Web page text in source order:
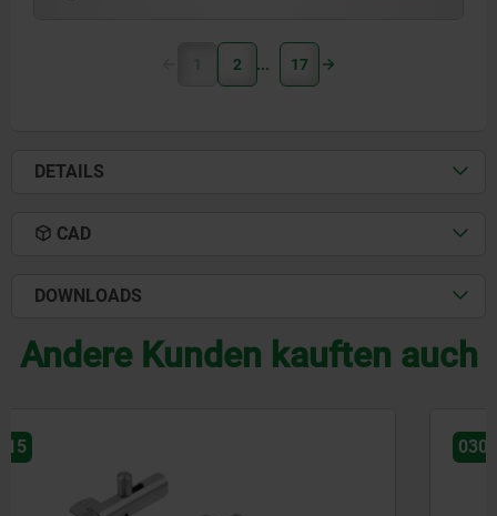
1 2 17
DETAILS
CAD
DOWNLOADS
Andere Kunden kauften auch